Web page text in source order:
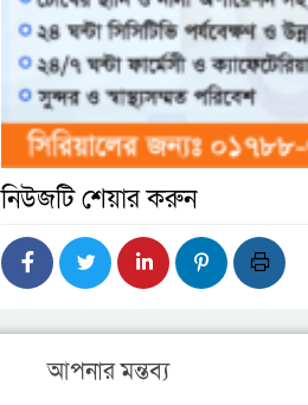
নিউজটি শেয়ার করুন
আপনার মন্তব্য